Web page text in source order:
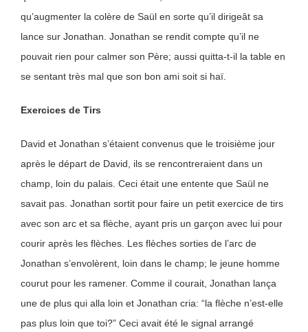
qu’augmenter la colère de Saül en sorte qu’il dirigeât sa
lance sur Jonathan. Jonathan se rendit compte qu’il ne
pouvait rien pour calmer son Père; aussi quitta-t-il la table en
se sentant très mal que son bon ami soit si haï.
Exercices de Tirs
David et Jonathan s’étaient convenus que le troisième jour
après le départ de David, ils se rencontreraient dans un
champ, loin du palais. Ceci était une entente que Saül ne
savait pas. Jonathan sortit pour faire un petit exercice de tirs
avec son arc et sa flèche, ayant pris un garçon avec lui pour
courir après les flèches. Les flèches sorties de l’arc de
Jonathan s’envolèrent, loin dans le champ; le jeune homme
courut pour les ramener. Comme il courait, Jonathan lança
une de plus qui alla loin et Jonathan cria: “la flèche n’est-elle
pas plus loin que toi?” Ceci avait été le signal arrangé